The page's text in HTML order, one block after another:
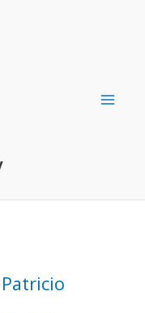
Patricio